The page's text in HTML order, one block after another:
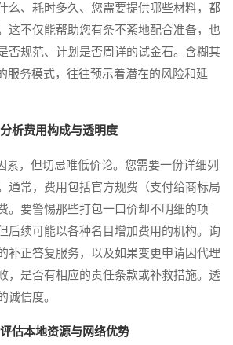
么、耗时多久、您需要提供哪些材料，都
这不仅能帮助您有条不紊地配合准备，也
否规范、计划是否周详的试金石。含糊其
服务模式，往往预示着潜在的风险和延
析费用构成与透明度
，但切忌唯低价论。您需要一份详细列
通常，费用包括官方规费（支付给商标局
。要警惕那些打包一口价却不明细的项
后续可能以各种名目增加费用的机构。询
补正答复服务，以及如果变更申请因代理
，是否有相应的责任条款或补救措施。透
诚信度。
估本地资源与网络优势